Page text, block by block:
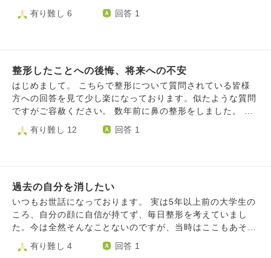
り、鼻が広がったり、術前から少しあった顎関節症が悪化し
善は難しいとのことで絶望的な気持ちです。 自分の歯をこ
れからも残したくて、より良く生きたくて受けた手術なの
に、今は鏡を見ては前の顔に戻りたい、手術をする前に戻り
たいと後悔の思いで胸が苦しくなり、喉が塞がる息苦しさで
がストレスで楽しめなくなりました。 1日1日を生きること
ダメになってしまうと思い、心療内科に行き薬を服用するよ
うになりましたが、どうしても後悔の思いから抜け出せず、
仕事も手付かず、家族にも笑顔を向けることができません。
そんな私と一緒にいることで、家族もだんだんしんどくなっ
てきています。 家族と以前のように笑顔で過ごしたい、楽
しい思い出を作ろうと思えるようになりたいです。 今のま
試しても改善しなかったので、最終手段として選んだ整形で
した。 今は術後で腫れている状態なのですが、今更になっ
も不安な思いもして、大金を払って、本当にこの決断は正し
かったか自信が持てません。 でもどんな顔になったとして
も、二度とあんな痛くて怖い思いをして整形などしたくない
し、この顔で生きていこうと思っています。 親や周囲はコ
断を尊重してくれました。 前のままでも愛してくれた人は
ん。 この気持ちは一生ついて回ってしまうと思います。 取
り返しのつかないことへの向き合い方について、ご助言頂け
ますでしょうか。
有り難し 6 回答 1
整形したことへの後悔、将来への不安
はじめまして。 こちらで整形について質問されている皆様
方への回答を見て少し楽になっております。似たような質問
ですがご容赦ください。 数年前に鼻の整形をしました。 容
姿に全く自信がなく、人生がうまくいかないことを見た目の
せいにしている自分が嫌で、死ぬくらいなら整形しようと決
と炎症しているのではないか、 色々調べていくうちに、自
分がしたのは難しい手術で修正地獄に陥っている人が多い、
5年後10年後に鼻が変形している人もいる、と知り不安で仕
方がありません。 執刀医には全て取ることもできると言わ
分で調べて知りました。今のままでいるのも、再度手術する
有り難し 12 回答 1
過去の自分を消したい
いつもお世話になっております。 実は5年以上前の大学生の
ころ、自分の顔に自信が持てず、毎日整形を考えていまし
た。今は全然そんなことないのですが、当時はここもあそこ
も整形したい、そのためにはお金を貯めなきゃ、とそればか
り異常なほどに顔に執着していました。 整形をするため
有り難し 4 回答 1